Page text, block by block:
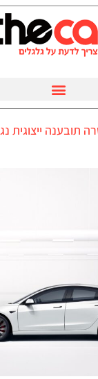
תובענה ייצוגית